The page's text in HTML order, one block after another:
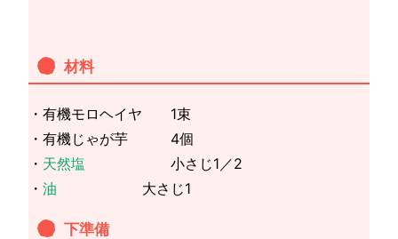
材料
・有機モロヘイヤ 1束
・有機じゃが芋 4個
・ 天然塩 小さじ1／2
・油 大さじ1
下準備